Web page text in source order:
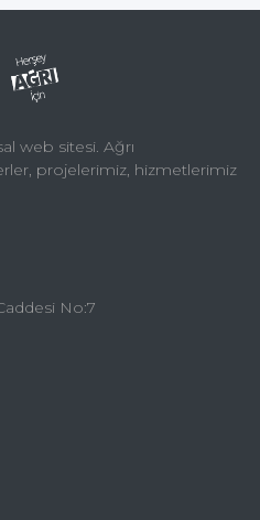
web sitesi. Ağrı
projelerimiz, hizmetlerimiz
No:7